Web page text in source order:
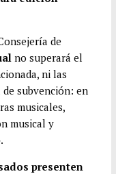
de
no superará el
ni las
subvención: en
musicales,
musical y
presenten